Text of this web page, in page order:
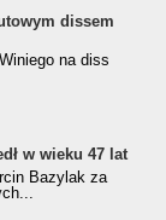
dissem
na diss
w wieku 47 lat
Bazylak za